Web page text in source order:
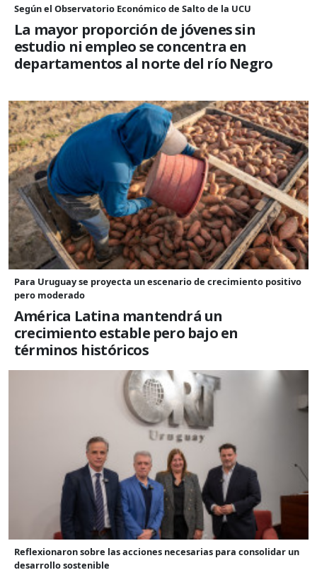
Según el Observatorio Económico de Salto de la UCU
La mayor proporción de jóvenes sin
estudio ni empleo se concentra en
departamentos al norte del río Negro
Para Uruguay se proyecta un escenario de crecimiento positivo
pero moderado
América Latina mantendrá un
crecimiento estable pero bajo en
términos históricos
Reflexionaron sobre las acciones necesarias para consolidar un
desarrollo sostenible